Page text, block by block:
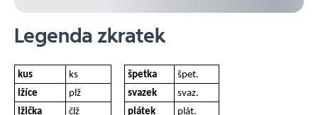
Legenda zkratek
kus ks špetka
špet.
lžíce
plž svazek
svaz.
lžička
člž plátek
plát.